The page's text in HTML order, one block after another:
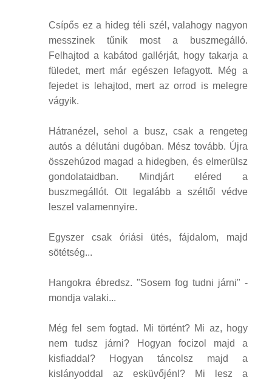
Csípős ez a hideg téli szél, valahogy nagyon
messzinek tűnik most a buszmegálló.
Felhajtod a kabátod gallérját, hogy takarja a
füledet, mert már egészen lefagyott. Még a
fejedet is lehajtod, mert az orrod is melegre
vágyik.
Hátranézel, sehol a busz, csak a rengeteg
autós a délutáni dugóban. Mész tovább. Újra
összehúzod magad a hidegben, és elmerülsz
gondolataidban. Mindjárt eléred a
buszmegállót. Ott legalább a széltől védve
leszel valamennyire.
Egyszer csak óriási ütés, fájdalom, majd
sötétség...
Hangokra ébredsz. "Sosem fog tudni járni" -
mondja valaki...
Még fel sem fogtad. Mi történt? Mi az, hogy
nem tudsz járni? Hogyan focizol majd a
kisfiaddal? Hogyan táncolsz majd a
kislányoddal az esküvőjénl? Mi lesz a